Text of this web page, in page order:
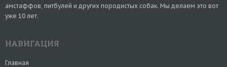
амстаффов, питбулей и других породистых собак. Мы делаем это вот
уже 10 лет.
НАВИГАЦИЯ
Главная